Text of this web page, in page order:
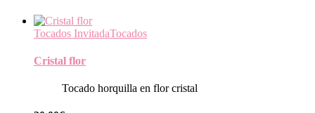
Tocados InvitadaTocados
Cristal flor
Tocado horquilla en flor cristal